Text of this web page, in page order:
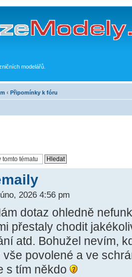
modelářů.
‹ Připomínky k fóru
2026 4:56 pm
dotaz ohledně
přestaly chodit
atd. Bohužel nevím,
povolené a ve
s tím někdo